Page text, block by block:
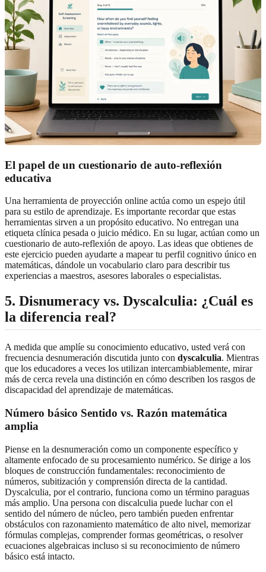
El papel de un cuestionario de auto-reflexión
educativa
Una herramienta de proyección online actúa como un espejo útil
para su estilo de aprendizaje. Es importante recordar que estas
herramientas sirven a un propósito educativo. No entregan una
etiqueta clínica pesada o juicio médico. En su lugar, actúan como un
cuestionario de auto-reflexión de apoyo. Las ideas que obtienes de
este ejercicio pueden ayudarte a mapear tu perfil cognitivo único en
matemáticas, dándole un vocabulario claro para describir tus
experiencias a maestros, asesores laborales o especialistas.
5. Disnumeracy vs. Dyscalculia: ¿Cuál es
la diferencia real?
A medida que amplíe su conocimiento educativo, usted verá con
frecuencia desnumeración discutida junto con dyscalculia. Mientras
que los educadores a veces los utilizan intercambiablemente, mirar
más de cerca revela una distinción en cómo describen los rasgos de
discapacidad del aprendizaje de matemáticas.
Número básico Sentido vs. Razón matemática
amplia
Piense en la desnumeración como un componente específico y
altamente enfocado de su procesamiento numérico. Se dirige a los
bloques de construcción fundamentales: reconocimiento de
números, subitización y comprensión directa de la cantidad.
Dyscalculia, por el contrario, funciona como un término paraguas
más amplio. Una persona con discalculia puede luchar con el
sentido del número de núcleo, pero también pueden enfrentar
obstáculos con razonamiento matemático de alto nivel, memorizar
fórmulas complejas, comprender formas geométricas, o resolver
ecuaciones algebraicas incluso si su reconocimiento de número
básico está intacto.